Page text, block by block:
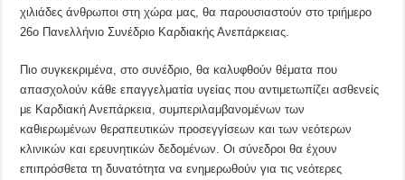
χιλιάδες άνθρωποι στη χώρα μας, θα παρουσιαστούν στο τριήμερο
26ο Πανελλήνιο Συνέδριο Καρδιακής Ανεπάρκειας.
Πιο συγκεκριμένα, στο συνέδριο, θα καλυφθούν θέματα που
απασχολούν κάθε επαγγελματία υγείας που αντιμετωπίζει ασθενείς
με Καρδιακή Ανεπάρκεια, συμπεριλαμβανομένων των
καθιερωμένων θεραπευτικών προσεγγίσεων και των νεότερων
κλινικών και ερευνητικών δεδομένων. Οι σύνεδροι θα έχουν
επιπρόσθετα τη δυνατότητα να ενημερωθούν για τις νεότερες